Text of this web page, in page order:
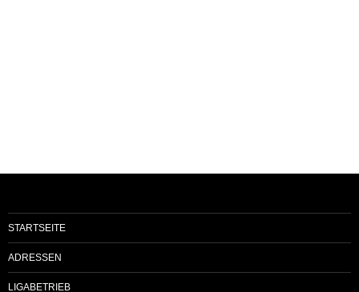
STARTSEITE
ADRESSEN
LIGABETRIEB